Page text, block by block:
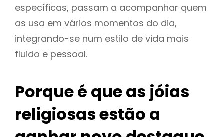
específicas, passam a acompanhar quem
as usa em vários momentos do dia,
integrando-se num estilo de vida mais
fluido e pessoal.
Porque é que as jóias
religiosas estão a